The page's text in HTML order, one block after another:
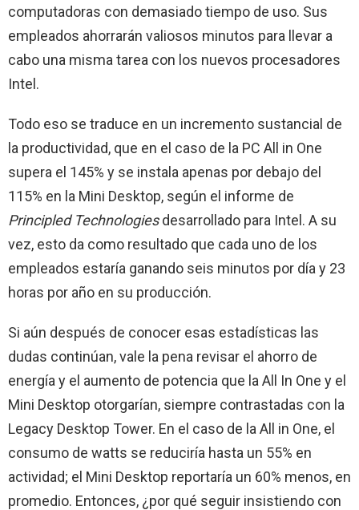
computadoras con demasiado tiempo de uso. Sus
empleados ahorrarán valiosos minutos para llevar a
cabo una misma tarea con los nuevos procesadores
Intel.
Todo eso se traduce en un incremento sustancial de
la productividad, que en el caso de la PC All in One
supera el 145% y se instala apenas por debajo del
115% en la Mini Desktop, según el informe de
Principled Technologiesdesarrollado para Intel. A su
vez, esto da como resultado que cada uno de los
empleados estaría ganando seis minutos por día y 23
horas por año en su producción.
Si aún después de conocer esas estadísticas las
dudas continúan, vale la pena revisar el ahorro de
energía y el aumento de potencia que la All In One y el
Mini Desktop otorgarían, siempre contrastadas con la
Legacy Desktop Tower. En el caso de la All in One, el
consumo de watts se reduciría hasta un 55% en
actividad; el Mini Desktop reportaría un 60% menos, en
promedio. Entonces, ¿por qué seguir insistiendo con